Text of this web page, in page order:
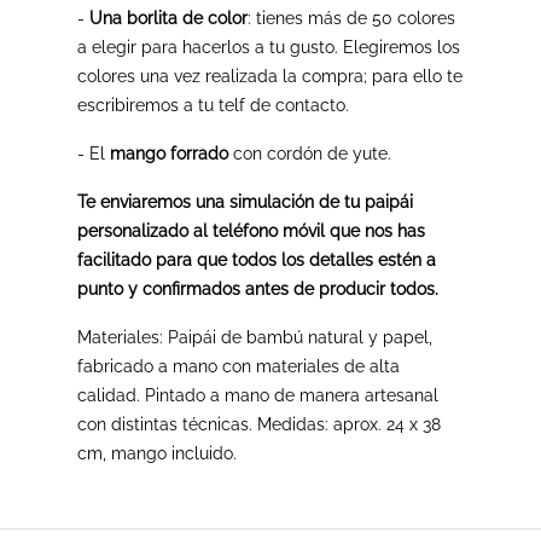
- Una borlita de color: tienes más de 50 colores
a elegir para hacerlos a tu gusto. Elegiremos los
colores una vez realizada la compra; para ello te
escribiremos a tu telf de contacto.
- El mango forradocon cordón de yute.
Te enviaremos una simulación de tu paipái
personalizado al teléfono móvil que nos has
facilitado para que todos los detalles estén a
punto y confirmados antes de producir todos.
Materiales: Paipái de bambú natural y papel,
fabricado a mano con materiales de alta
calidad. Pintado a mano de manera artesanal
con distintas técnicas. Medidas: aprox. 24 x 38
cm, mango incluido.